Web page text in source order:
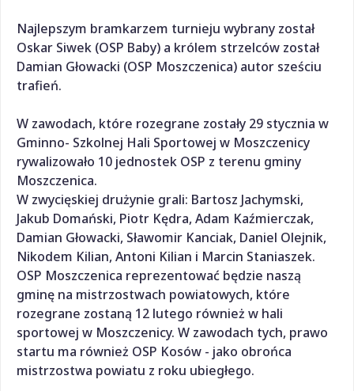
Najlepszym bramkarzem turnieju wybrany został
Oskar Siwek (OSP Baby) a królem strzelców został
Damian Głowacki (OSP Moszczenica) autor sześciu
trafień.
W zawodach, które rozegrane zostały 29 stycznia w
Gminno- Szkolnej Hali Sportowej w Moszczenicy
rywalizowało 10 jednostek OSP z terenu gminy
Moszczenica.
W zwycięskiej drużynie grali: Bartosz Jachymski,
Jakub Domański, Piotr Kędra, Adam Kaźmierczak,
Damian Głowacki, Sławomir Kanciak, Daniel Olejnik,
Nikodem Kilian, Antoni Kilian i Marcin Staniaszek.
OSP Moszczenica reprezentować będzie naszą
gminę na mistrzostwach powiatowych, które
rozegrane zostaną 12 lutego również w hali
sportowej w Moszczenicy. W zawodach tych, prawo
startu ma również OSP Kosów - jako obrońca
mistrzostwa powiatu z roku ubiegłego.